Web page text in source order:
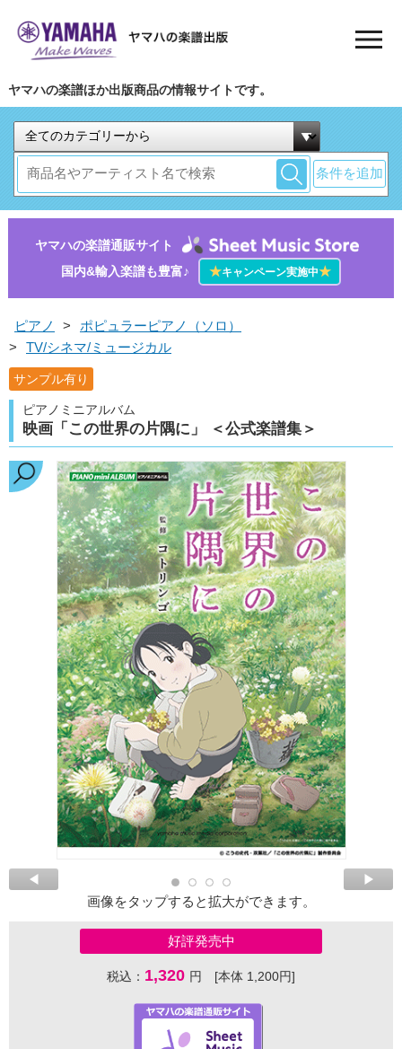
ヤマハの楽譜ほか出版商品の情報サイトです。
条件を追加
ヤマハの楽譜通販サイト
国内&輸入楽譜も豊富♪
★キャンペーン実施中★
ピアノ >
ポピュラーピアノ（ソロ）
>
TV/シネマ/ミュージカル
サンプル有り
ピアノミニアルバム
映画「この世界の片隅に」 ＜公式楽譜集＞
画像をタップすると拡大ができます。
好評発売中
税込： 1,320 円 [本体 1,200円]